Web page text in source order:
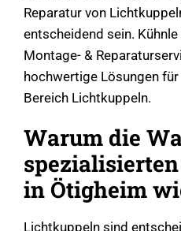
Reparatur von
entscheidend sein.
Montage- &
hochwertige Lösungen
Bereich Lichtkuppeln.
Warum die
in Ötigheim
Lichtkuppeln sind